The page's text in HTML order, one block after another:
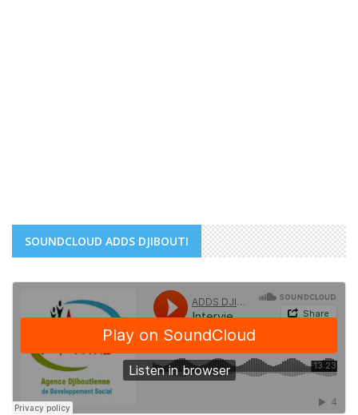
SOUNDCLOUD ADDS DJIBOUTI